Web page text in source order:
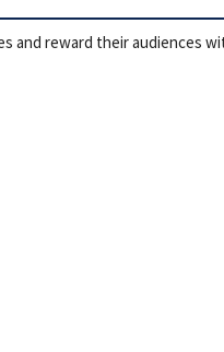
and reward their audiences